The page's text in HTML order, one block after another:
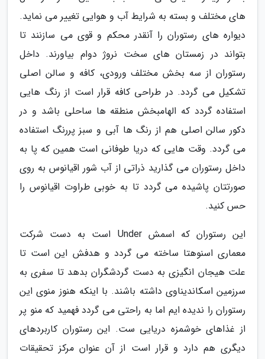
های مختلف و بسته به شرایط آب و هوایی تغییر می نماید.
دیواره های رستوران را آنقدر محکم و قوی می سازنند تا
بتواند در زمستان های سخت نروژ دوام بیاورند. داخل
رستوران از سه بخش مختلف ورودی، کافه و سالن اصلی
تشکیل می گردد. در طراحی کافه قرار است از رنگ هایی
استفاده گردد که الهامبخش منطقه ها ساحلی باشد و در
دکور سالن اصلی هم از رنگ ها آبی و سبز پررنگ استفاده
می گردد. وقت هایی که دریا طوفانی است همین که پا به
داخل رستوران می گذارید ذراتی از آب شور اقیانوس به روی
صورتتان پاشیده می گردد تا به خوبی طراوت اقیانوس را
حس کنید.
این رستوران که اسمش Under است به دست شرکت
معماری اسنوهتا ساخته می گردد و هدفش این است تا
علت هیجان انگیزی به دست گردشگران بدهد تا سفری به
سرزمین اسکاندیناوی داشته باشند. با اینکه هنوز منوی این
رستوران را ندیده ایم اما به راحتی می گردد فهمید که منو پر
از غذاهای خوشمزه دریایی ست. این رستوران کاربردهای
دیگری هم دارد و قرار است از آن عنوان مرکز تحقیقات